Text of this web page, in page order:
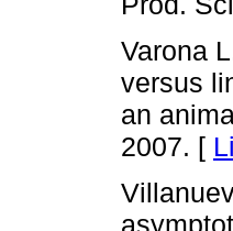
Varona
versus
an
2007. [